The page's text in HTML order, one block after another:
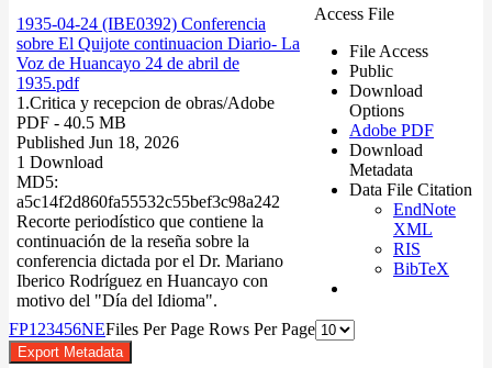
1935-04-24 (IBE0392) Conferencia
sobre El Quijote continuacion Diario- La
Voz de Huancayo 24 de abril de
1935.pdf
1.Critica y recepcion de obras/Adobe
PDF - 40.5 MB
Published Jun 18, 2026
1 Download
MD5:
a5c14f2d860fa55532c55bef3c98a242
Recorte periodístico que contiene la
continuación de la reseña sobre la
conferencia dictada por el Dr. Mariano
Iberico Rodríguez en Huancayo con
motivo del "Día del Idioma".
Access File
File Access
Public
Download
Options
Adobe PDF
Download
Metadata
Data File Citation
EndNote
XML
RIS
BibTeX
FP1 23456NEFiles Per Page Rows Per Page
Export Metadata